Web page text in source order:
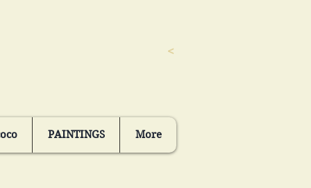
<
PAINTINGS More